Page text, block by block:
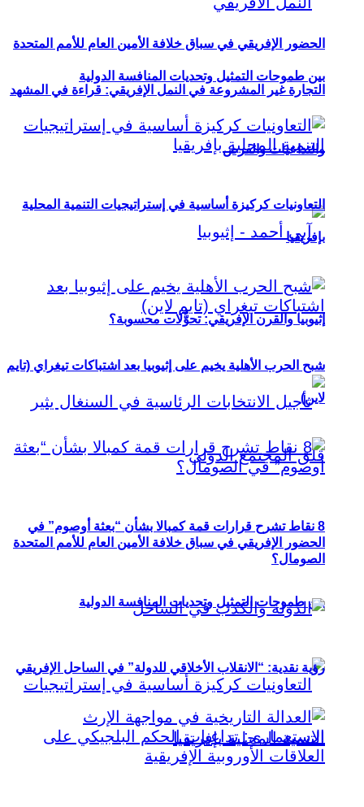
التجارة غير المشروعة في النمل الإفريقي: قراءة في المشهد
والتداعيات والفرص
إثيوبيا والقرن الإفريقي: تحوُّلات محسوبة؟
الحضور الإفريقي في سباق خلافة الأمين العام للأمم المتحدة
بين طموحات التمثيل وتحديات المنافسة الدولية
الحضور الإفريقي في سباق خلافة الأمين العام للأمم المتحدة
بين طموحات التمثيل وتحديات المنافسة الدولية
التعاونيات كركيزة أساسية في إستراتيجيات التنمية المحلية
بإفريقيا
شبح الحرب الأهلية يخيم على إثيوبيا بعد اشتباكات تيغراي (تايم
لاين)
8 نقاط تشرح قرارات قمة كمبالا بشأن “بعثة أوصوم” في
الصومال؟
رؤية نقدية: “الانقلاب الأخلاقي للدولة” في الساحل الإفريقي